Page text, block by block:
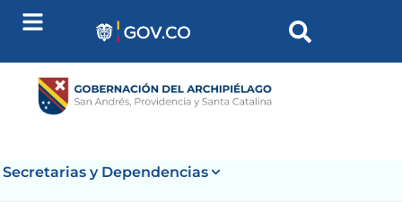
contenido
Secretarias y Dependencias